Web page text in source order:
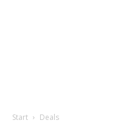
Start Deals